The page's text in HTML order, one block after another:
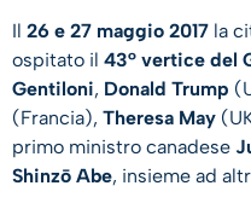
Il 26 e 27 maggio 2017 la
ospitato il 43° vertice del
Gentiloni, Donald Trump
(Francia), Theresa May
primo ministro canadese
Shinzō Abe, insieme ad